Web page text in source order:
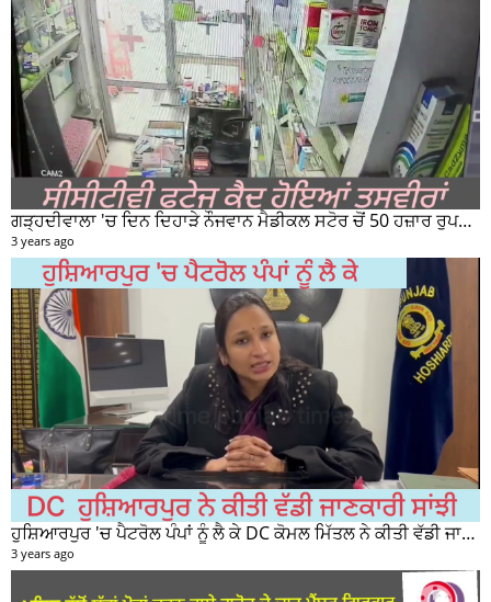
ਗੜ੍ਹਦੀਵਾਲਾ 'ਚ ਦਿਨ ਦਿਹਾੜੇ ਨੌਜਵਾਨ ਮੈਡੀਕਲ ਸਟੋਰ ਚੋਂ 50 ਹਜ਼ਾਰ ਰੁਪਏ ਦੀ ਨਕਦੀ ਚੋਰੀ ਕਰਕੇ ਹੋਇਆ ਰਫੂਚੱਕਰ
3 years ago
ਹੁਸ਼ਿਆਰਪੁਰ 'ਚ ਪੈਟਰੋਲ ਪੰਪਾਂ ਨੂੰ ਲੈ ਕੇ DC ਕੋਮਲ ਮਿੱਤਲ ਨੇ ਕੀਤੀ ਵੱਡੀ ਜਾਣਕਾਰੀ ਸਾਂਝੀ
3 years ago